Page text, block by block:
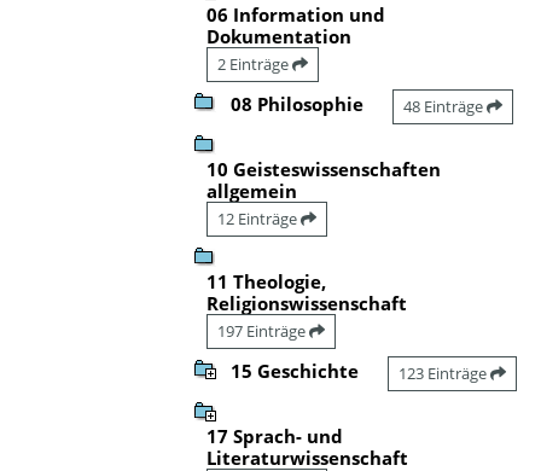
06 Information und
Dokumentation
2 Einträge
08 Philosophie 48 Einträge
10 Geisteswissenschaften
allgemein
12 Einträge
11 Theologie,
Religionswissenschaft
197 Einträge
15 Geschichte 123 Einträge
17 Sprach- und
Literaturwissenschaft